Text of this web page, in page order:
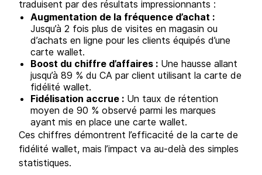
traduisent par des résultats impressionnants :
Augmentation de la fréquence d’achat :
Jusqu’à 2 fois plus de visites en magasin ou
d’achats en ligne pour les clients équipés d’une
carte wallet.
Boost du chiffre d’affaires : Une hausse allant
jusqu’à 89 % du CA par client utilisant la carte de
fidélité wallet.
Fidélisation accrue : Un taux de rétention
moyen de 90 % observé parmi les marques
ayant mis en place une carte wallet.
Ces chiffres démontrent l’efficacité de la carte de
fidélité wallet, mais l’impact va au-delà des simples
statistiques.